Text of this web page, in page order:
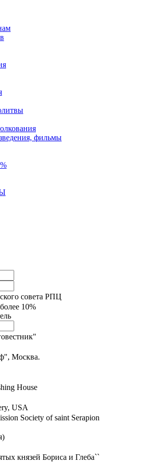
фильмы
совета РПЦ
10%
Москва.
House
USA
Society of saint Serapion
князей Бориса и Глеба``